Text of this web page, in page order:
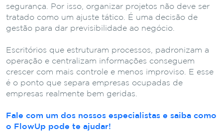
segurança. Por isso, organizar projetos não deve ser
tratado como um ajuste tático. É uma decisão de
gestão para dar previsibilidade ao negócio.
Escritórios que estruturam processos, padronizam a
operação e centralizam informações conseguem
crescer com mais controle e menos improviso. E esse
é o ponto que separa empresas ocupadas de
empresas realmente bem geridas.
Fale com um dos nossos especialistas e saiba como
o FlowUp pode te ajudar!